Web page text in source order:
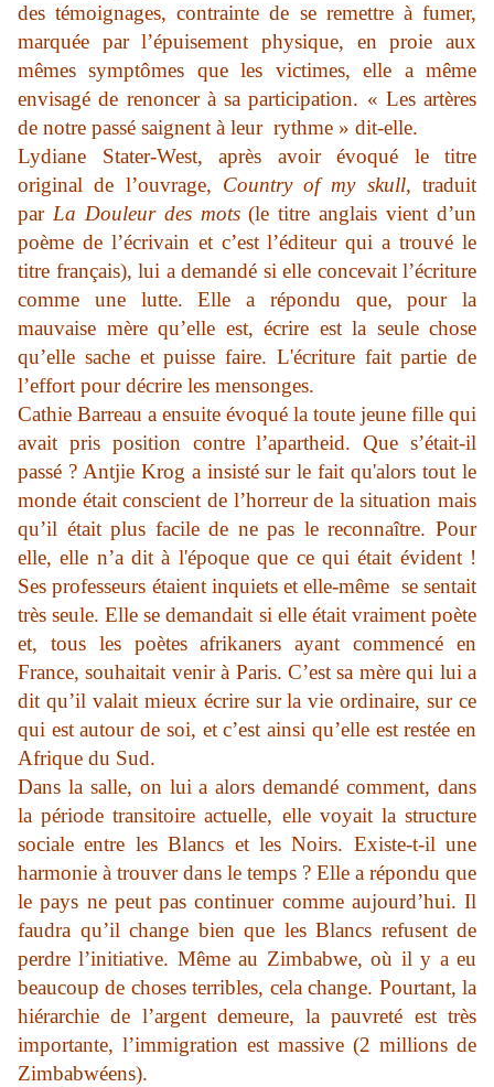
des témoignages, contrainte de se remettre à fumer,
marquée par l’épuisement physique, en proie aux
mêmes symptômes que les victimes, elle a même
envisagé de renoncer à sa participation. « Les artères
de notre passé saignent à leur rythme » dit-elle.
Lydiane Stater-West, après avoir évoqué le titre
original de l’ouvrage, Country of my skull, traduit
par La Douleur des mots(le titre anglais vient d’un
poème de l’écrivain et c’est l’éditeur qui a trouvé le
titre français), lui a demandé si elle concevait l’écriture
comme une lutte. Elle a répondu que, pour la
mauvaise mère qu’elle est, écrire est la seule chose
qu’elle sache et puisse faire. L'écriture fait partie de
l’effort pour décrire les mensonges.
Cathie Barreau a ensuite évoqué la toute jeune fille qui
avait pris position contre l’apartheid. Que s’était-il
passé ? Antjie Krog a insisté sur le fait qu'alors tout le
monde était conscient de l’horreur de la situation mais
qu’il était plus facile de ne pas le reconnaître. Pour
elle, elle n’a dit à l'époque que ce qui était évident !
Ses professeurs étaient inquiets et elle-même se sentait
très seule. Elle se demandait si elle était vraiment poète
et, tous les poètes afrikaners ayant commencé en
France, souhaitait venir à Paris. C’est sa mère qui lui a
dit qu’il valait mieux écrire sur la vie ordinaire, sur ce
qui est autour de soi, et c’est ainsi qu’elle est restée en
Afrique du Sud.
Dans la salle, on lui a alors demandé comment, dans
la période transitoire actuelle, elle voyait la structure
sociale entre les Blancs et les Noirs. Existe-t-il une
harmonie à trouver dans le temps ? Elle a répondu que
le pays ne peut pas continuer comme aujourd’hui. Il
faudra qu’il change bien que les Blancs refusent de
perdre l’initiative. Même au Zimbabwe, où il y a eu
beaucoup de choses terribles, cela change. Pourtant, la
hiérarchie de l’argent demeure, la pauvreté est très
importante, l’immigration est massive (2 millions de
Zimbabwéens).